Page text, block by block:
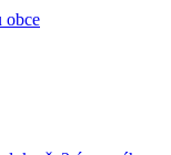
obce